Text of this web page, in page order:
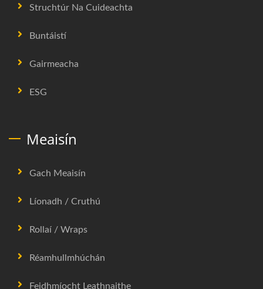
Struchtúr Na Cuideachta
Buntáistí
Gairmeacha
ESG
Meaisín
Gach Meaisín
Líonadh / Cruthú
Rollaí / Wraps
Réamhullmhúchán
Feidhmíocht Leathnaithe